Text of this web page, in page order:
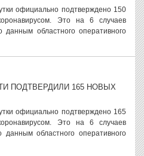
официально подтверждено 150
Это на 6 случаев
областного оперативного
ПОДТВЕРДИЛИ 165 НОВЫХ
официально подтверждено 165
Это на 6 случаев
областного оперативного